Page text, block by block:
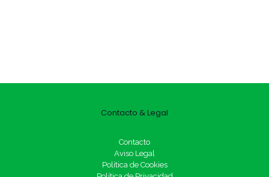
Contacto & Legal
Contacto
Aviso Legal
Política de Cookies